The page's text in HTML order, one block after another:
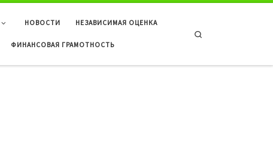
НОВОСТИ НЕЗАВИСИМАЯ ОЦЕНКА
ФИНАНСОВАЯ ГРАМОТНОСТЬ